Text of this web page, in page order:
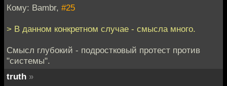
Кому: Bambr, #25
> В данном конкретном случае - смысла много.
Смысл глубокий - подростковый протест против
"системы".
truth »